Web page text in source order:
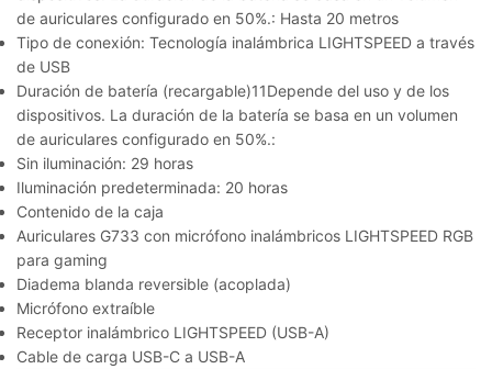
de auriculares configurado en 50%.: Hasta 20 metros
Tipo de conexión: Tecnología inalámbrica LIGHTSPEED a través
de USB
Duración de batería (recargable)11Depende del uso y de los
dispositivos. La duración de la batería se basa en un volumen
de auriculares configurado en 50%.:
Sin iluminación: 29 horas
Iluminación predeterminada: 20 horas
Contenido de la caja
Auriculares G733 con micrófono inalámbricos LIGHTSPEED RGB
para gaming
Diadema blanda reversible (acoplada)
Micrófono extraíble
Receptor inalámbrico LIGHTSPEED (USB-A)
Cable de carga USB-C a USB-A